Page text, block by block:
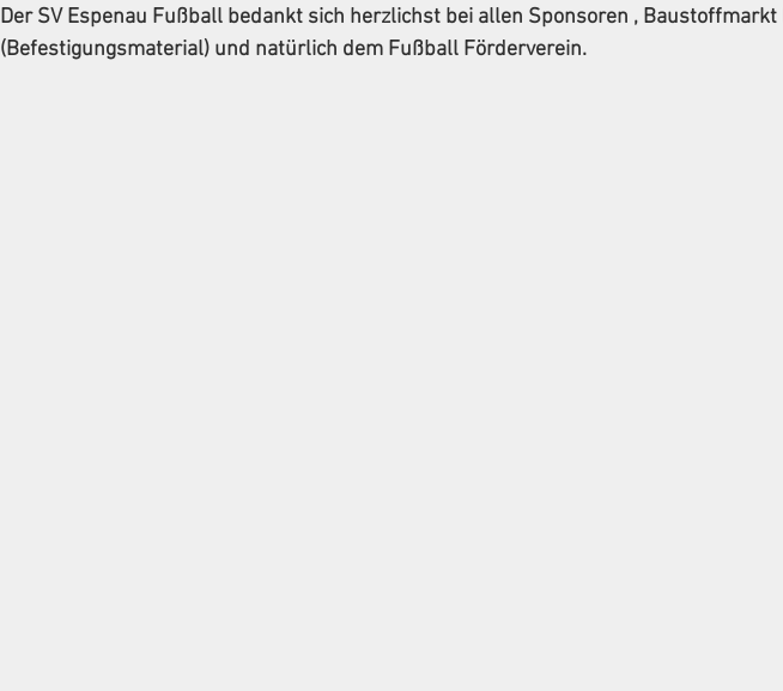
Der SV Espenau Fußball bedankt sich herzlichst bei allen Sponsoren ,
(Befestigungsmaterial) und natürlich dem Fußball Förderverein.